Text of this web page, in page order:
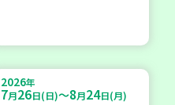
2026年
7月26日(日)～8月24日(月)